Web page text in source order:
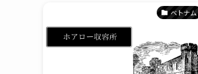
ベトナム